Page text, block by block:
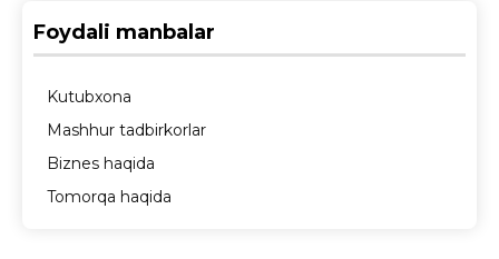
Foydali manbalar
Kutubxona
Mashhur tadbirkorlar
Biznes haqida
Tomorqa haqida